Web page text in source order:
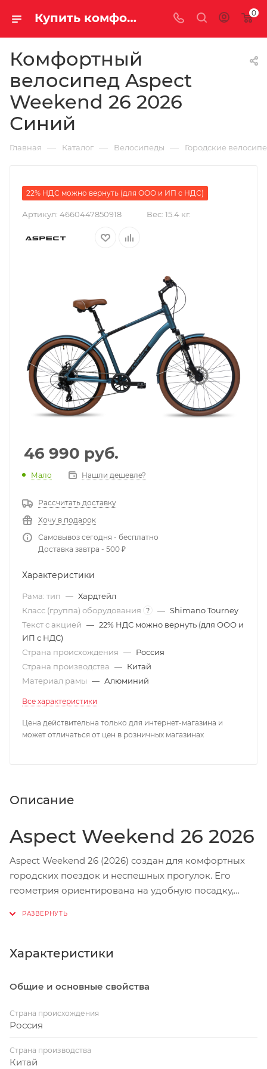
Купить комфортный велосипед Aspect Weekend 26 2026 Синий за 46990.00000000 рублей в Саратове и Энгельсе 0
Комфортный
велосипед Aspect
Weekend 26 2026
Синий
Главная — Каталог — Велосипеды — Городские
22% НДС можно вернуть (для ООО и ИП с НДС)
Артикул: 4660447850918 Вес: 15.4 кг.
46 990 руб.
Мало Нашли дешевле?
Рассчитать доставку
Хочу в подарок
Самовывоз сегодня - бесплатно
Доставка завтра - 500 ₽
Характеристики
Рама: тип — Хардтейл
Класс (группа) оборудования
? — Shimano Tourney
Текст с акцией — 22% НДС можно вернуть (для ООО и
ИП с НДС)
Страна происхождения — Россия
Страна производства — Китай
Материал рамы — Алюминий
Все характеристики
Цена действительна только для интернет-магазина и
может отличаться от цен в розничных магазинах
Описание
Aspect Weekend 26 2026
Aspect Weekend 26 (2026) создан для комфортных
городских поездок и неспешных прогулок. Его
геометрия ориентирована на удобную посадку,
внутренней прокладкой тросов и компактные 26-
выбором для ежедневного использования.
Достоинства и особенности модели:
геометрией и скрытой прокладкой тросов.
Характеристики
Общие и основные свойства
Страна происхождения
Россия
Страна производства
Китай